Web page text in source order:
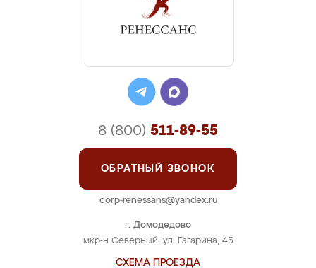
г. Домодедово
мкр-н Северный, ул. Гагарина, 45
СХЕМА ПРОЕЗДА
8 (800) 511-89-55
ОБРАТНЫЙ ЗВОНОК
corp-renessans@yandex.ru